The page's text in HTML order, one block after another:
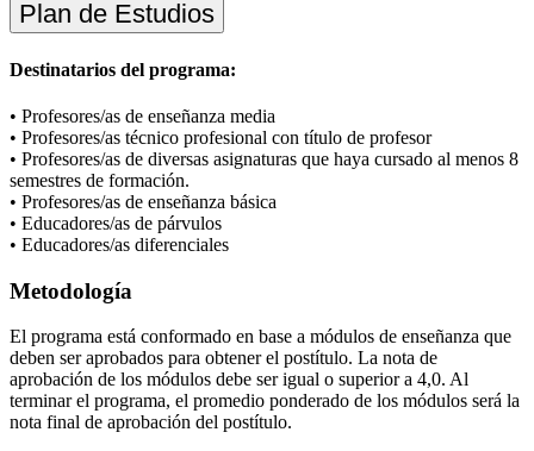
Plan de Estudios
Destinatarios del programa:
• Profesores/as de enseñanza media
• Profesores/as técnico profesional con título de profesor
• Profesores/as de diversas asignaturas que haya cursado al menos 8
semestres de formación.
• Profesores/as de enseñanza básica
• Educadores/as de párvulos
• Educadores/as diferenciales
Metodología
El programa está conformado en base a módulos de enseñanza que
deben ser aprobados para obtener el postítulo. La nota de
aprobación de los módulos debe ser igual o superior a 4,0. Al
terminar el programa, el promedio ponderado de los módulos será la
nota final de aprobación del postítulo.